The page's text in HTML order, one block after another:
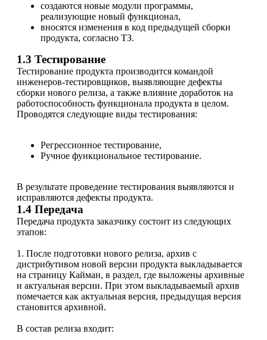
создаются новые модули программы,
реализующие новый функционал,
вносятся изменения в код предыдущей сборки
продукта, согласно ТЗ.
1.3 Тестирование
Тестирование продукта производится командой
инженеров-тестировщиков, выявляющие дефекты
сборки нового релиза, а также влияние доработок на
работоспособность функционала продукта в целом.
Проводятся следующие виды тестирования:
Регрессионное тестирование,
Ручное функциональное тестирование.
В результате проведение тестирования выявляются и
исправляются дефекты продукта.
1.4 Передача
Передача продукта заказчику состоит из следующих
этапов:
1. После подготовки нового релиза, архив с
дистрибутивом новой версии продукта выкладывается
на страницу Кайман, в раздел, где выложены архивные
и актуальная версии. При этом выкладываемый архив
помечается как актуальная версия, предыдущая версия
становится архивной.
В состав релиза входит: